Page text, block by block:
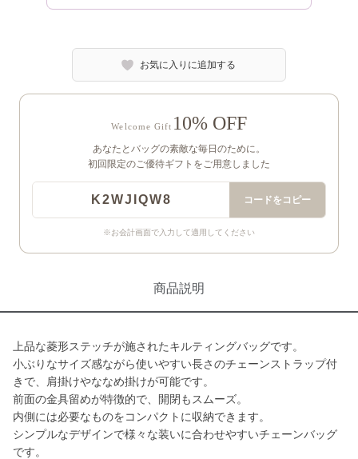
お気に入りに追加する
Welcome Gift 10% OFF
あなたとバッグの素敵な毎日のために。
初回限定のご優待ギフトをご用意しました
K2WJIQW8 コードをコピー
※お会計画面で入力して適用してください
商品説明
上品な菱形ステッチが施されたキルティングバッグです。
小ぶりなサイズ感ながら使いやすい長さのチェーンストラップ付
きで、肩掛けやななめ掛けが可能です。
前面の金具留めが特徴的で、開閉もスムーズ。
内側には必要なものをコンパクトに収納できます。
シンプルなデザインで様々な装いに合わせやすいチェーンバッグ
です。